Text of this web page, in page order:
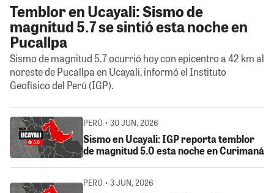
Temblor en Ucayali: Sismo de
magnitud 5.7 se sintió esta noche en
Pucallpa
Sismo de magnitud 5.7 ocurrió hoy con epicentro a 42 km al
noreste de Pucallpa en Ucayali, informó el Instituto
Geofísico del Perú (IGP).
PERÚ • 30 JUN, 2026
Sismo en Ucayali: IGP reporta temblor
de magnitud 5.0 esta noche en Curimaná
PERÚ • 3 JUN, 2026